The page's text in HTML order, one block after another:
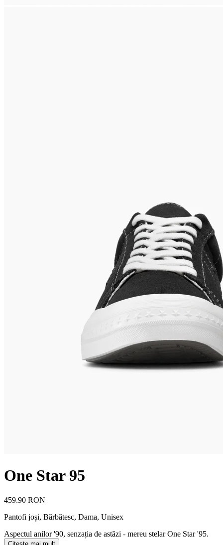
One Star 95
459.90 RON
Pantofi joși, Bărbătesc, Dama, Unisex
Aspectul anilor '90, senzația de astăzi - mereu stelar One Star '95.